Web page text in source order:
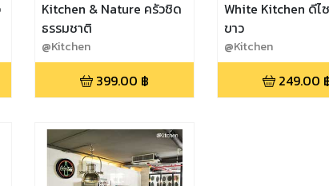
Kitchen & Nature ครัวชิด
ธรรมชาติ
@Kitchen
399.00 ฿
White Kitchen ดีไ
ขาว
@Kitchen
249.00